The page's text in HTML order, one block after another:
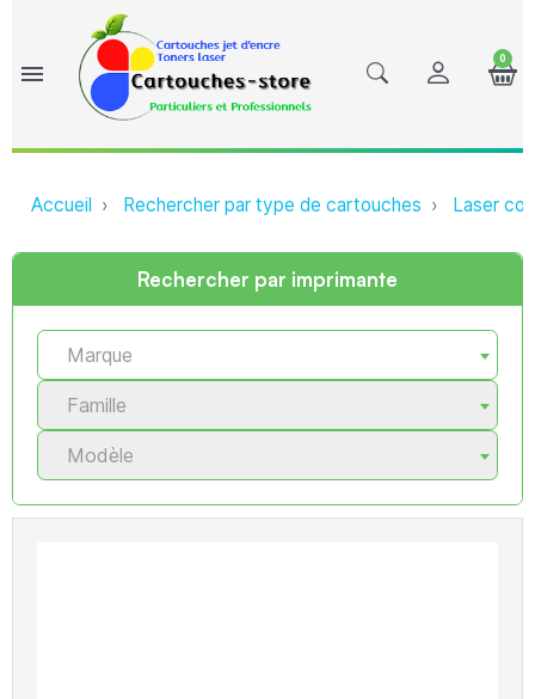
menu
0
Accueil Rechercher par type de cartouches Laser
Rechercher par imprimante
Marque
Famille
Modèle